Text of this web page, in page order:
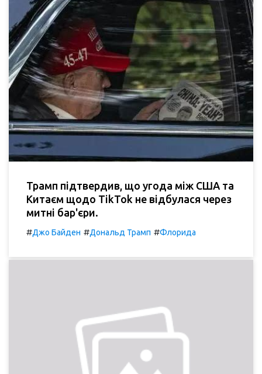
Трамп підтвердив, що угода між США та
Китаєм щодо TikTok не відбулася через
митні бар'єри.
#Джо Байден #Дональд Трамп #Флорида